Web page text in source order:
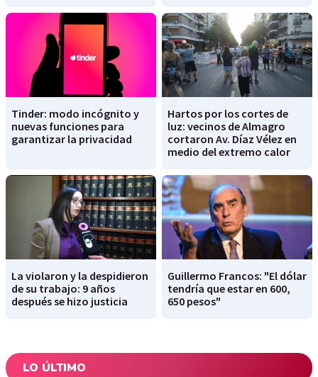
Tinder: modo incógnito y
nuevas funciones para
garantizar la privacidad
Hartos por los cortes de
luz: vecinos de Almagro
cortaron Av. Díaz Vélez en
medio del extremo calor
La violaron y la despidieron
de su trabajo: 9 años
después se hizo justicia
Guillermo Francos: "El dólar
tendría que estar en 600,
650 pesos"
LO ÚLTIMO